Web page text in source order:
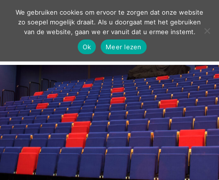
contact
agenda
theater
sport
grand café
zakelijk
We gebruiken cookies om ervoor te zorgen dat onze website
zo soepel mogelijk draait. Als u doorgaat met het gebruiken
van de website, gaan we er vanuit dat u ermee instemt.
Ok
Meer lezen